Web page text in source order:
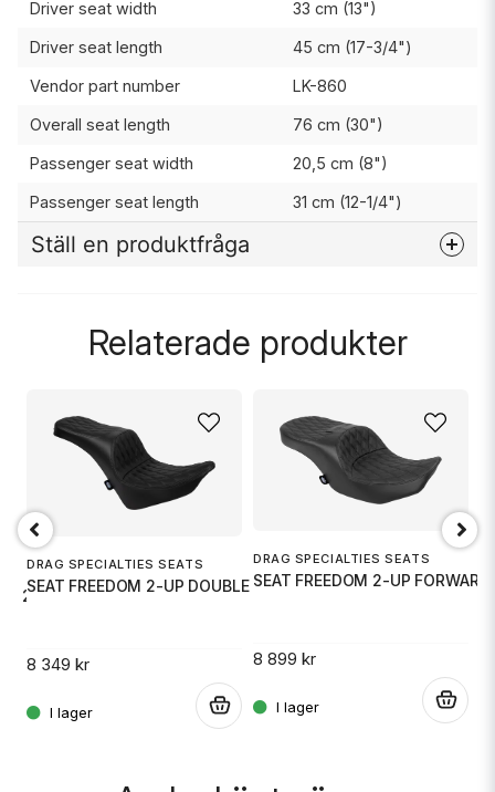
Driver seat width 33 cm (13")
Driver seat length 45 cm (17-3/4")
Vendor part number LK-860
Overall seat length 76 cm (30")
Passenger seat width 20,5 cm (8")
Passenger seat length 31 cm (12-1/4")
Ställ en produktfråga
name
Namn
Mejladress
Relaterade produkter
2-UP
DRAG SPECIALTIES SEATS
SEAT FREEDOM 2-UP DOUBLE DIAMO
8 349 kr
DRAG SPECIALTIES SEATS
SEAT FREEDOM 2-UP FORWARD
8 899 kr